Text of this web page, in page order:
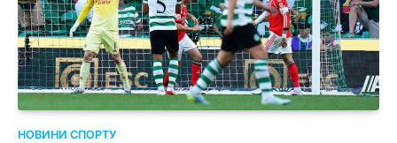
НОВИНИ СПОРТУ